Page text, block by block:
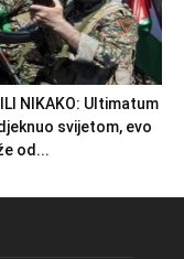
ILI NIKAKO: Ultimatum
svijetom, evo
od...